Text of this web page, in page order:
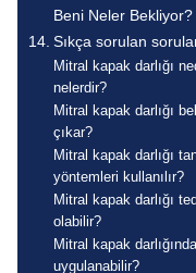
Beni Neler Bekliyor?
Sıkça sorulan
Mitral kapak darlığı
nelerdir?
Mitral kapak darlığı
çıkar?
Mitral kapak darlığı
yöntemleri kullanılır?
Mitral kapak darlığı
olabilir?
Mitral kapak
uygulanabilir?